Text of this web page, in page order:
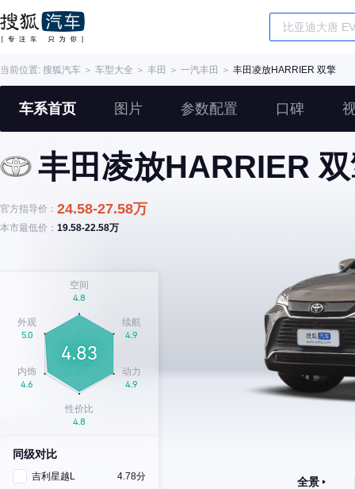
当前位置: 搜狐汽车 ＞ 车型大全 ＞ 丰田 ＞ 一汽丰田 ＞ 丰田凌放HARRIER 双擎
车系首页 图片 参数配置 口碑
丰田凌放HARRIER
官方指导价： 24.58-27.58万
本市最低价： 19.58-22.58万
同级对比
吉利星越L
4.78分
全景